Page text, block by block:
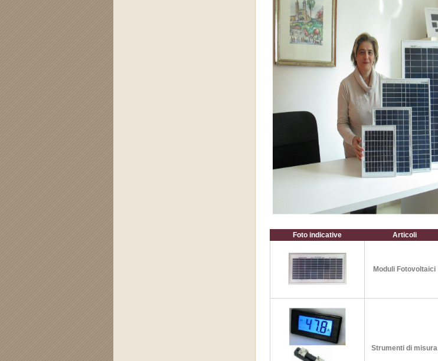
Foto indicative Articoli
Moduli Fotovoltaici
Strumenti di misura